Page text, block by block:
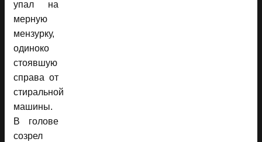
упал на
мерную
мензурку,
одиноко
стоявшую
справа от
стиральной
машины.
В голове
созрел